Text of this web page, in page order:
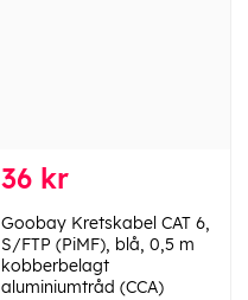
36 kr
Goobay Kretskabel CAT 6,
S/FTP (PiMF), blå, 0,5 m
kobberbelagt
aluminiumtråd (CCA)